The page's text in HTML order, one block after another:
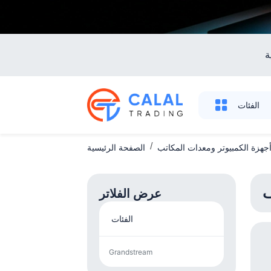
الفئات
الصفحة الرئيسية الكمبيوتر ومعدات المكاتب
عرض الفلاتر
الفئات
Grandstream